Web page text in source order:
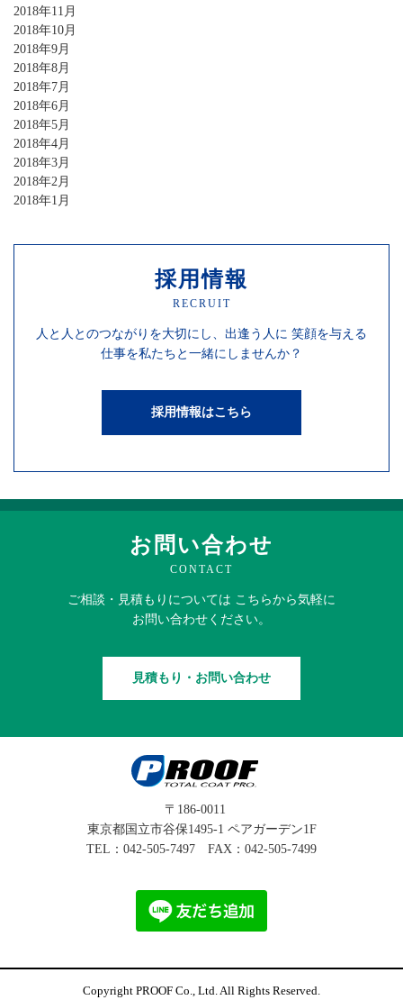
2018年11月
2018年10月
2018年9月
2018年8月
2018年7月
2018年6月
2018年5月
2018年4月
2018年3月
2018年2月
2018年1月
採用情報
RECRUIT
人と人とのつながりを大切にし、 出逢う人に 笑顔を与える
仕事を私たちと一緒にしませんか？
採用情報はこちら
お問い合わせ
CONTACT
ご相談・見積もりについては こちらから気軽に
お問い合わせください。
見積もり・お問い合わせ
〒186-0011
東京都国立市谷保1495-1 ペアガーデン1F
TEL： 042-505-7497 FAX：042-505-7499
Copyright PROOF Co., Ltd. All Rights Reserved.